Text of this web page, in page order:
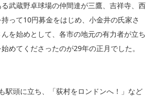
武蔵野卓球場の仲間達が三鷹、吉祥寺、西
って10円募金をはじめ、小金井の氏家さ
を始めとして、各市の地元の有力者が立ち
めてくださったのが29年の正月でした。
駅頭に立ち、「荻村をロンドンへ！」など